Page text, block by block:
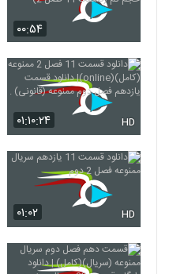
۰۰:۵۴
۰۱:۱۰:۲۴ HD
۰۱:۰۲ HD